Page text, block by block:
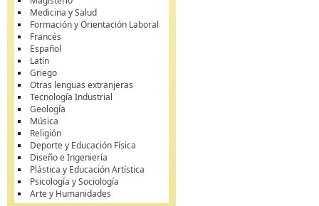
Medicina y Salud
Formación y Orientación Laboral
Francés
Español
Latín
Griego
Otras lenguas extranjeras
Tecnología Industrial
Geología
Música
Religión
Deporte y Educación Física
Diseño e Ingeniería
Plástica y Educación Artística
Psicología y Sociología
Arte y Humanidades